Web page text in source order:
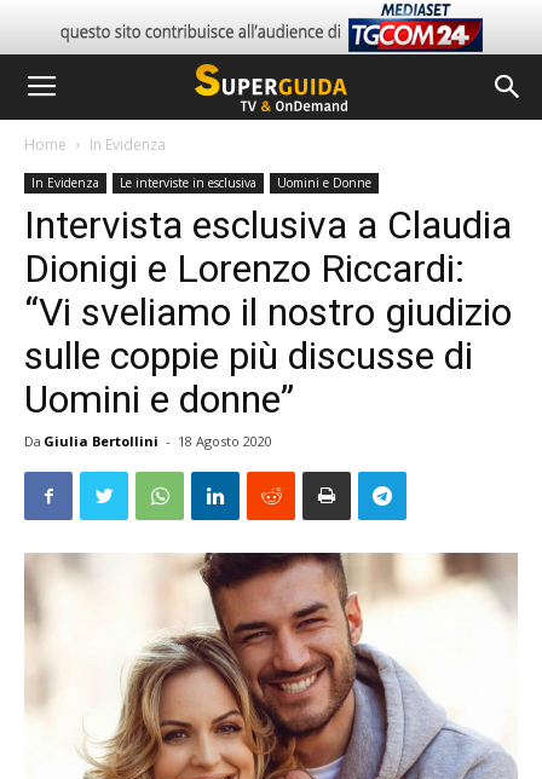
Home In Evidenza
In Evidenza Le interviste in esclusiva Uomini e Donne
Intervista esclusiva a Claudia
Dionigi e Lorenzo Riccardi:
“Vi sveliamo il nostro giudizio
sulle coppie più discusse di
Uomini e donne”
Da Giulia Bertollini - 18 Agosto 2020